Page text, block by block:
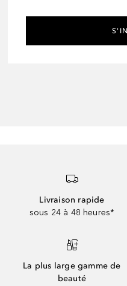
Livraison rapide
sous 24 à 48 heures*
La plus large gamme de
beauté